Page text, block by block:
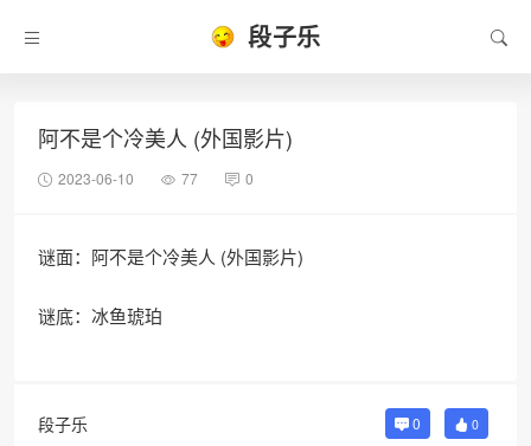
段子乐
阿不是个冷美人 (外国影片)
2023-06-10 77 0
谜面：阿不是个冷美人 (外国影片)
谜底：冰鱼琥珀
段子乐 0 0